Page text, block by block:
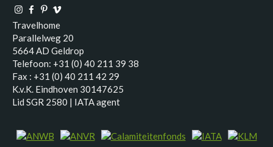
Travelhome
Parallelweg 20
5664 AD Geldrop
Telefoon: +31 (0) 40 211 39 38
Fax : +31 (0) 40 211 42 29
K.v.K. Eindhoven 30147625
Lid SGR 2580 | IATA agent